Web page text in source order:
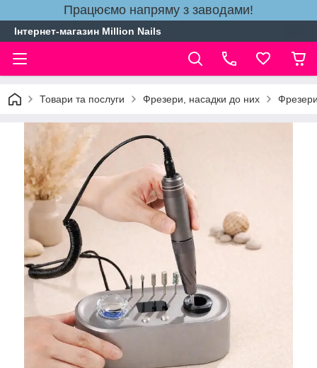
Працюємо напряму з заводами!
Інтернет-магазин Million Nails
Товари та послуги Фрезери, насадки до них Фрезери